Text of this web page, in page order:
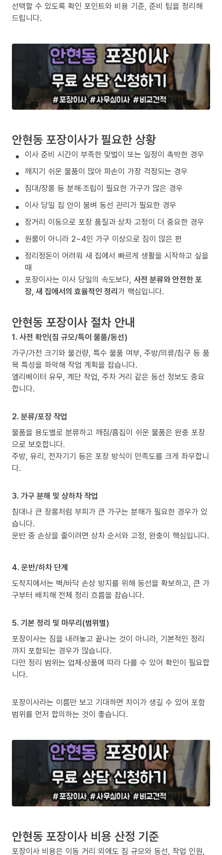
선택할 수 있도록 확인 포인트와 비용 기준, 준비 팁을 정리해
드립니다.
안현동 포장이사가 필요한 상황
이사 준비 시간이 부족한 맞벌이 또는 일정이 촉박한 경우
깨지기 쉬운 물품이 많아 파손이 가장 걱정되는 경우
침대/장롱 등 분해·조립이 필요한 가구가 많은 경우
이사 당일 집 안이 붐벼 동선 관리가 필요한 경우
장거리 이동으로 포장 품질과 상차 고정이 더 중요한 경우
원룸이 아니라 2~4인 가구 이상으로 짐이 많은 편
정리정돈이 어려워 새 집에서 빠르게 생활을 시작하고 싶을
때
포장이사는 이사 당일의 속도보다, 사전 분류와 안전한 포
장, 새 집에서의 효율적인 정리가 핵심입니다.
안현동 포장이사 절차 안내
1. 사전 확인(짐 규모/특이 물품/동선)
가구/가전 크기와 물건량, 특수 물품 여부, 주방/의류/침구 등 품
목 특성을 파악해 작업 계획을 잡습니다.
엘리베이터 유무, 계단 작업, 주차 거리 같은 동선 정보도 중요
합니다.
2. 분류/포장 작업
물품을 용도별로 분류하고 깨짐/흠집이 쉬운 물품은 완충 포장
으로 보호합니다.
주방, 유리, 전자기기 등은 포장 방식이 만족도를 크게 좌우합니
다.
3. 가구 분해 및 상하차 작업
침대나 큰 장롱처럼 부피가 큰 가구는 분해가 필요한 경우가 있
습니다.
운반 중 손상을 줄이려면 상차 순서와 고정, 완충이 핵심입니다.
4. 운반/하차 단계
도착지에서는 벽/바닥 손상 방지를 위해 동선을 확보하고, 큰 가
구부터 배치해 전체 정리 흐름을 잡습니다.
5. 기본 정리 및 마무리(범위별)
포장이사는 짐을 내려놓고 끝나는 것이 아니라, 기본적인 정리
까지 포함되는 경우가 많습니다.
다만 정리 범위는 업체·상품에 따라 다를 수 있어 확인이 필요합
니다.
포장이사라는 이름만 보고 기대하면 차이가 생길 수 있어 포함
범위를 먼저 합의하는 것이 좋습니다.
안현동 포장이사 비용 산정 기준
포장이사 비용은 이동 거리 외에도 짐 규모와 동선, 작업 인원,